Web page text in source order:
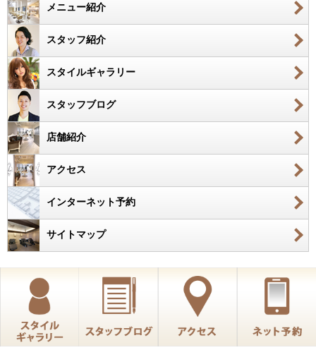
メニュー紹介
スタッフ紹介
スタイルギャラリー
スタッフブログ
店舗紹介
アクセス
インターネット予約
サイトマップ